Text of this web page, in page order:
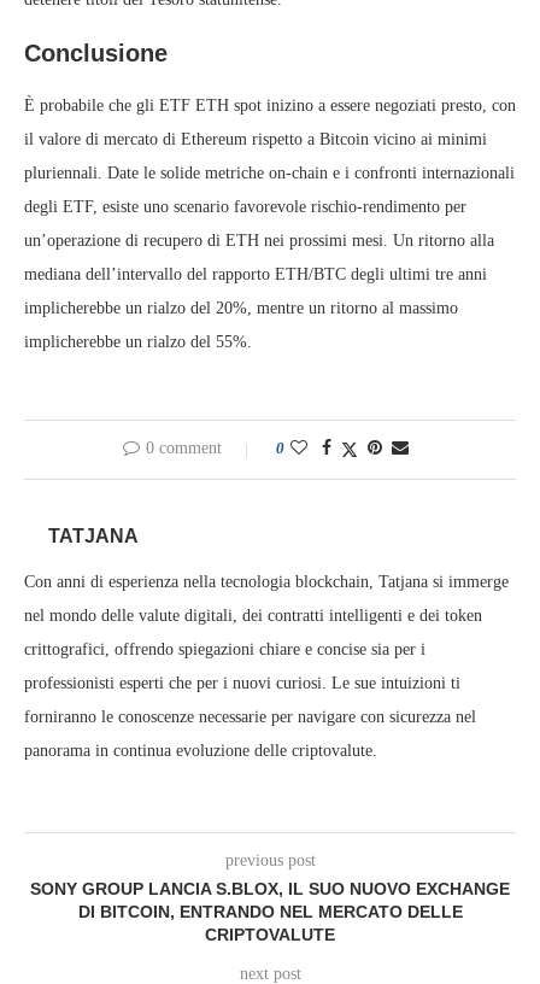
Conclusione
È probabile che gli ETF ETH spot inizino a essere negoziati presto, con
il valore di mercato di Ethereum rispetto a Bitcoin vicino ai minimi
pluriennali. Date le solide metriche on-chain e i confronti internazionali
degli ETF, esiste uno scenario favorevole rischio-rendimento per
un’operazione di recupero di ETH nei prossimi mesi. Un ritorno alla
mediana dell’intervallo del rapporto ETH/BTC degli ultimi tre anni
implicherebbe un rialzo del 20%, mentre un ritorno al massimo
implicherebbe un rialzo del 55%.
0 comment 0
TATJANA
Con anni di esperienza nella tecnologia blockchain, Tatjana si immerge
nel mondo delle valute digitali, dei contratti intelligenti e dei token
crittografici, offrendo spiegazioni chiare e concise sia per i
professionisti esperti che per i nuovi curiosi. Le sue intuizioni ti
forniranno le conoscenze necessarie per navigare con sicurezza nel
panorama in continua evoluzione delle criptovalute.
previous post
SONY GROUP LANCIA S.BLOX, IL SUO NUOVO EXCHANGE
DI BITCOIN, ENTRANDO NEL MERCATO DELLE
CRIPTOVALUTE
next post